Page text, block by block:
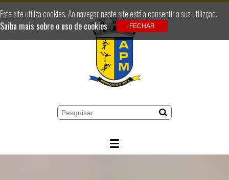
Este site utiliza cookies. Ao navegar neste site está a consentir a sua utilizção.
Saiba mais sobre o uso de cookies